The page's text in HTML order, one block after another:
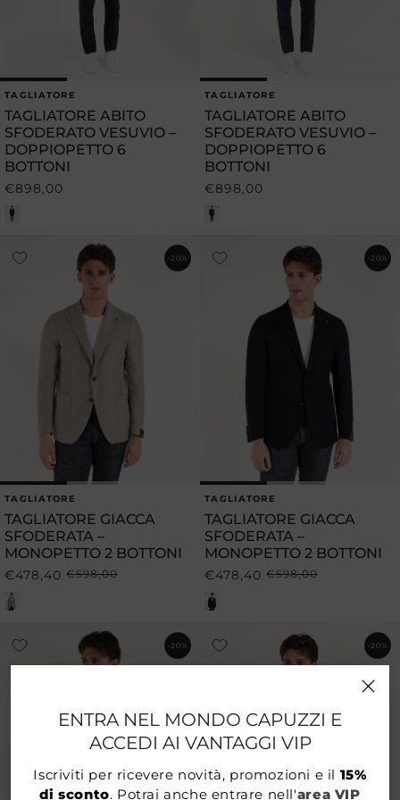
ENTRA NEL MONDO CAPUZZI E
ACCEDI AI VANTAGGI VIP
Iscriviti per ricevere novità, promozioni e il 15%
di sconto. Potrai anche entrare nell'area VIP
Produttore:
TAGLIATORE
TAGLIATORE ABITO
SFODERATO VESUVIO –
DOPPIOPETTO 6
BOTTONI
Prezzo
di
€898,00
Produttore:
TAGLIATORE
TAGLIATORE ABITO
SFODERATO VESUVIO –
DOPPIOPETTO 6
BOTTONI
Prezzo
di
€898,00
-20%
Produttore:
TAGLIATORE
TAGLIATORE GIACCA
SFODERATA –
MONOPETTO 2 BOTTONI
€598,00
€478,40
-20%
Produttore:
TAGLIATORE
TAGLIATORE GIACCA
SFODERATA –
MONOPETTO 2 BOTTONI
€598,00
€478,40
-20% -20%